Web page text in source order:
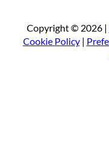
Copyright © 2026 |
Cookie Policy|